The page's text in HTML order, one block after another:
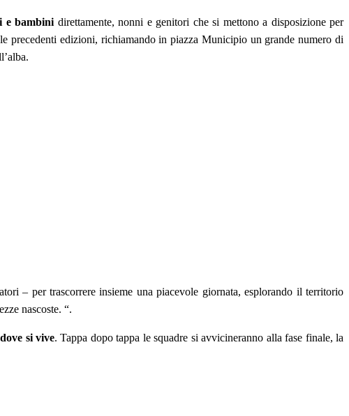
e bambini direttamente, nonni e genitori che si mettono a disposizione per
precedenti edizioni, richiamando in piazza Municipio un grande numero di
– per trascorrere insieme una piacevole giornata, esplorando il territorio
nascoste. “.
si vive. Tappa dopo tappa le squadre si avvicineranno alla fase finale, la